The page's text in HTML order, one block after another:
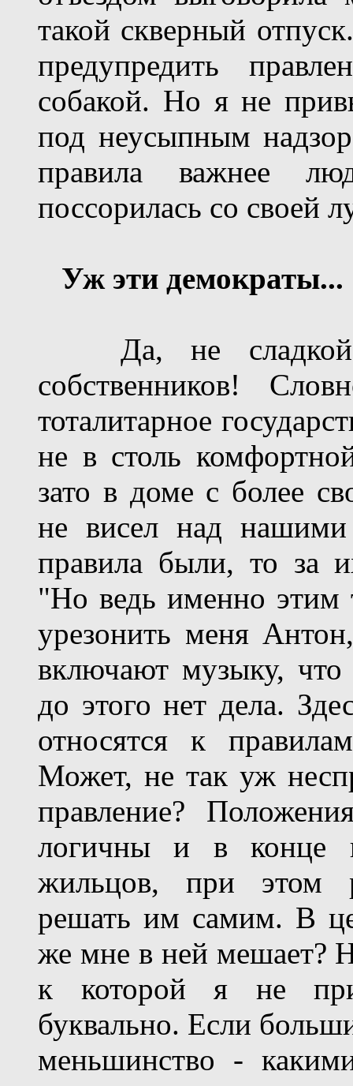
такой скверный
предупредить
собакой. Но я не
под неусыпным
правила важнее
поссорилась со своей
Уж эти демократы...
Да, не сладкой
собственников!
тоталитарное
не в столь
зато в доме с более
не висел над
правила были, то за
"Но ведь именно этим
урезонить меня
включают музыку,
до этого нет дела.
относятся к
Может, не так уж
правление?
логичны и в конце
жильцов, при этом
решать им самим. В
же мне в ней мешает?
к которой я не
буквально. Если
меньшинство -